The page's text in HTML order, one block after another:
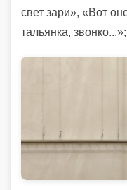
свет зари», «Вот
тальянка, звонко...»;